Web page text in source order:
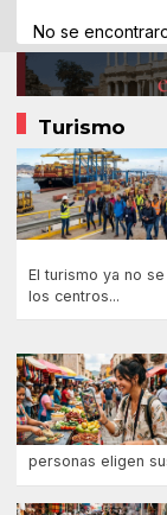
No se
Turismo
El turismo ya no
los centros...
personas eligen